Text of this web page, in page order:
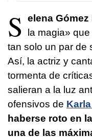
S elena Gómez
la magia»
tan solo un par de
Así, la actriz y
tormenta de
salieran a la luz
ofensivos de
haberse roto en
una de las